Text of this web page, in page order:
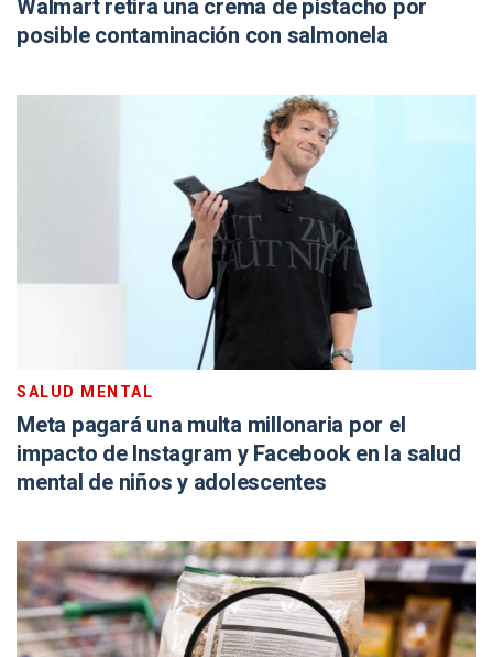
Walmart retira una crema de pistacho por
posible contaminación con salmonela
SALUD MENTAL
Meta pagará una multa millonaria por el
impacto de Instagram y Facebook en la salud
mental de niños y adolescentes